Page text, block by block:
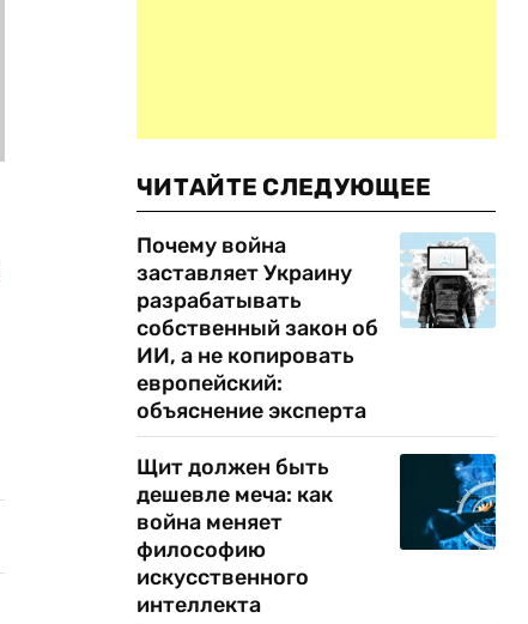
ЧИТАЙТЕ СЛЕДУЮЩЕЕ
Почему война
заставляет Украину
разрабатывать
собственный закон об
ИИ, а не копировать
европейский:
объяснение эксперта
Щит должен быть
дешевле меча: как
война меняет
философию
искусственного
интеллекта